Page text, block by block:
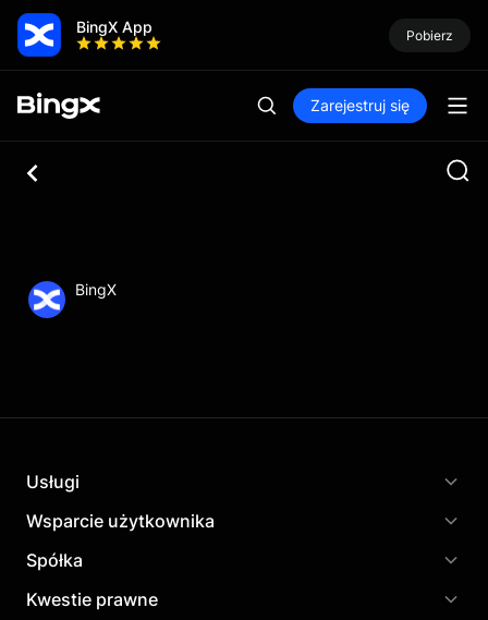
BingX App Pobierz
Zarejestruj się
BingX
Usługi
Wsparcie użytkownika
Spółka
Kwestie prawne